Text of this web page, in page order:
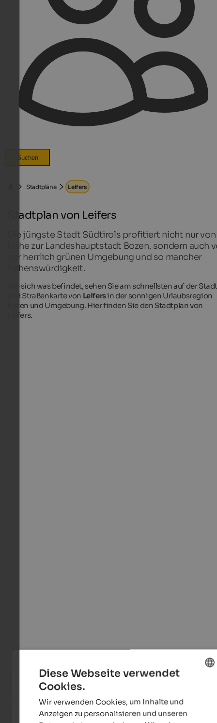
Suchen
Stadtpläne Leifers
Stadtplan von Leifers
Die jüngste Stadt Südtirols profitiert nicht nur
Nähe zur Landeshauptstadt Bozen, sondern auch
der herrlich grünen Umgebung und so mancher
Sehenswürdigkeit.
Wo sich was befindet, sehen Sie am schnellsten auf der
und Straßenkarte von Leifersin der sonnigen Urlaubsregion
Bozen und Umgebung. Hier finden Sie den Stadtplan von
Leifers.
Hotels in Bozen und Umgebung
Ferienwohnungen in Bozen und Umgebung
GERMAN
Diese Webseite verwendet
Cookies.
Wir verwenden Cookies, um Inhalte und
Anzeigen zu personalisieren und unseren